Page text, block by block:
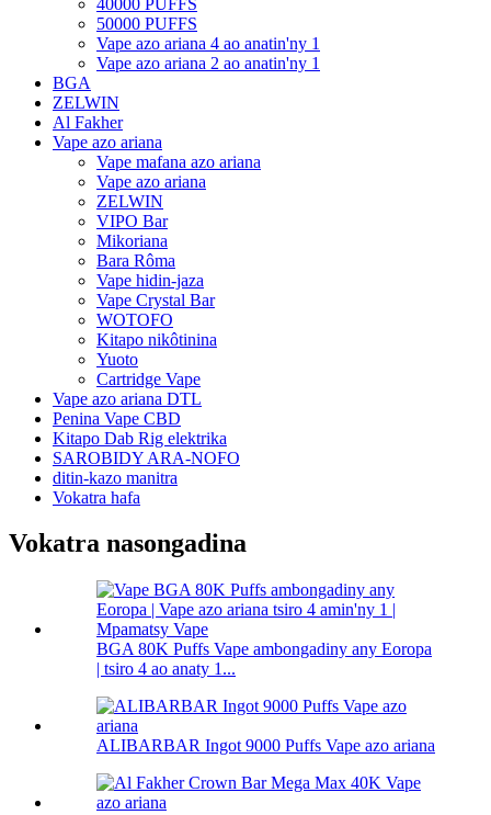
50000 PUFFS
Vape azo ariana 4 ao anatin'ny 1
Vape azo ariana 2 ao anatin'ny 1
BGA
ZELWIN
Al Fakher
Vape azo ariana
Vape mafana azo ariana
Vape azo ariana
ZELWIN
VIPO Bar
Mikoriana
Bara Rôma
Vape hidin-jaza
Vape Crystal Bar
WOTOFO
Kitapo nikôtinina
Yuoto
Cartridge Vape
Vape azo ariana DTL
Penina Vape CBD
Kitapo Dab Rig elektrika
SAROBIDY ARA-NOFO
ditin-kazo manitra
Vokatra hafa
Vokatra nasongadina
BGA 80K Puffs Vape ambongadiny any Eoropa
| tsiro 4 ao anaty 1...
ALIBARBAR Ingot 9000 Puffs Vape azo ariana